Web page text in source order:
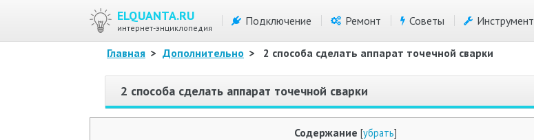
ELQUANTA.RU
интернет-энциклопедия
Подключение Ремонт Советы Инструмент
Главная > Дополнительно > 2 способа сделать аппарат точечной сварки
2 способа сделать аппарат точечной сварки
Содержание [убрать]